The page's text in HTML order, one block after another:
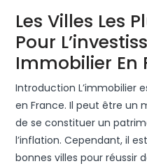
Les Villes Les
Pour
Immobilier En
Introduction L’immobilier est un investissement populaire
en France. Il peut être un
de se constituer un
l’inflation. Cependant, il
bonnes villes pour réussir